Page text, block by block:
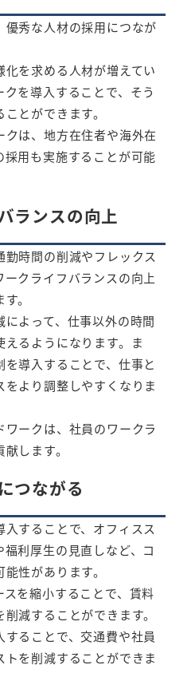
優秀な人材の採用につなが
を求める人材が増えてい
を導入することで、そう
とができます。
クは、地方在住者や海外在
用も実施することが可能
ランスの向上
時間の削減やフレックス
クライフバランスの向上
。
よって、仕事以外の時間
るようになります。ま
導入することで、仕事と
より調整しやすくなりま
ークは、社員のワークラ
します。
つながる
することで、オフィスス
利厚生の見直しなど、コ
性があります。
を縮小することで、賃料
減することができます。
ることで、交通費や社員
を削減することができま